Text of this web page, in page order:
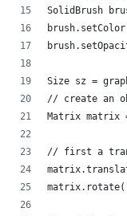
SolidBrush
Size sz =
// create an
Matrix matrix
// first a